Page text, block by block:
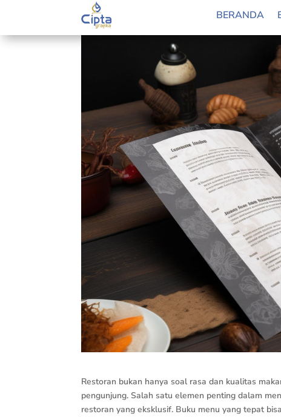
BERANDA
byLidia Pratama Febrian May 27, 2024|Blog
Restoran bukan hanya soal rasa dan kualitas
pengunjung. Salah satu elemen penting dalam
restoran yang eksklusif. Buku menu yang tepat